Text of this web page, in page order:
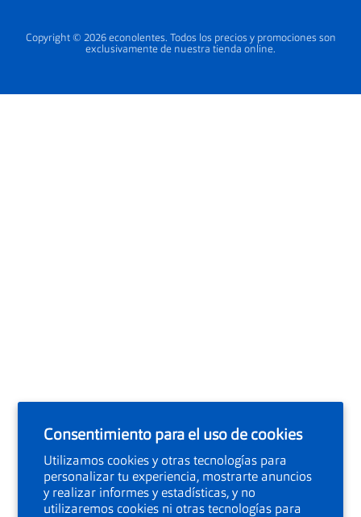
Consentimiento para el uso de cookies
Utilizamos cookies y otras tecnologías para
personalizar tu experiencia, mostrarte anuncios
y realizar informes y estadísticas, y no
utilizaremos cookies ni otras tecnologías para
Copyright © 2026 econolentes. Todos los precios y promociones son
exclusivamente de nuestra tienda online.